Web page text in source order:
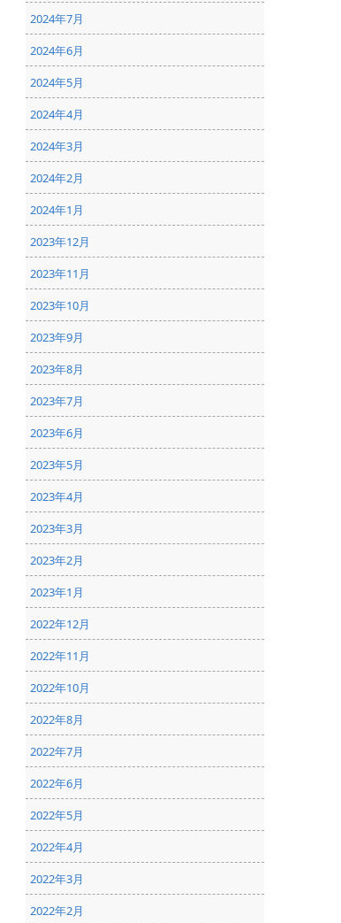
2024年7月
2024年6月
2024年5月
2024年4月
2024年3月
2024年2月
2024年1月
2023年12月
2023年11月
2023年10月
2023年9月
2023年8月
2023年7月
2023年6月
2023年5月
2023年4月
2023年3月
2023年2月
2023年1月
2022年12月
2022年11月
2022年10月
2022年8月
2022年7月
2022年6月
2022年5月
2022年4月
2022年3月
2022年2月